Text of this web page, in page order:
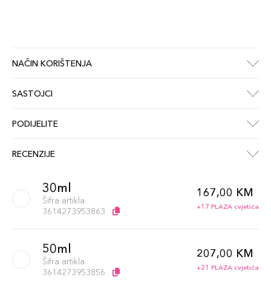
NAČIN KORIŠTENJA
SASTOJCI
PODIJELITE
RECENZIJE
30ml
Šifra artikla
3614273953863
167,00 KM
+17 PLAZA cvjetića
50ml
Šifra artikla
3614273953856
207,00 KM
+21 PLAZA cvjetića